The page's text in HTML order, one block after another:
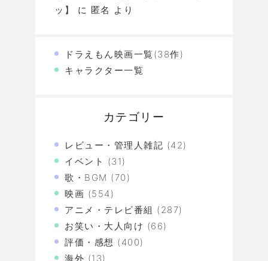
ッ】
に 匿名 より
ドラえもん映画一覧(38作)
キャラクター一覧
カテゴリー
レビュー・管理人雑記 (42)
イベント (31)
歌・BGM (70)
映画 (554)
アニメ・テレビ番組 (287)
お笑い・大人向け (66)
評価・感想 (400)
海外 (13)